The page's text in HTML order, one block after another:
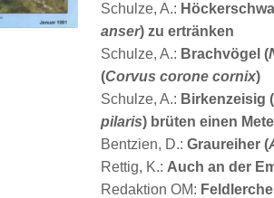
Schulze, A.:
anser) zu ertränken
Schulze, A.: Brachvögel (
(Corvus corone cornix)
Schulze, A.: Birkenzeisig (
pilaris) brüten einen
Bentzien, D.: Graureiher (
Rettig, K.: Auch an der
Redaktion OM: